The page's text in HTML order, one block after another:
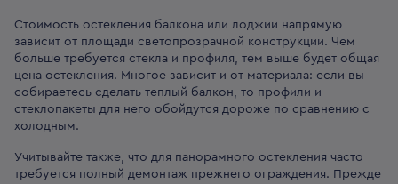
Стоимость остекления балкона или лоджии напрямую
зависит от площади светопрозрачной конструкции. Чем
больше требуется стекла и профиля, тем выше будет общая
цена остекления. Многое зависит и от материала: если вы
собираетесь сделать теплый балкон, то профили и
стеклопакеты для него обойдутся дороже по сравнению с
холодным.
Учитывайте также, что для панорамного остекления часто
требуется полный демонтаж прежнего ограждения. Прежде